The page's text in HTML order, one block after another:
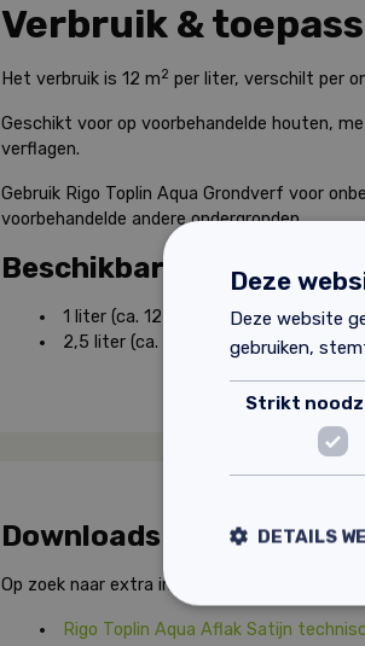
Verbruik &
Het verbruik is 12 m2 per liter, verschilt per
Geschikt voor op voorbehandelde houten,
verflagen.
Gebruik Rigo Toplin Aqua Grondverf voor
voorbehandelde andere ondergronden.
Beschikbare afmetingen
1 liter (ca. 12 m
2,5 liter (ca. 30 m
Downloads
Op zoek naar extra informatie over dit
Rigo Toplin Aqua Aflak Satijn
Deze
Deze website
gebruiken,
Strikt
DETAILS